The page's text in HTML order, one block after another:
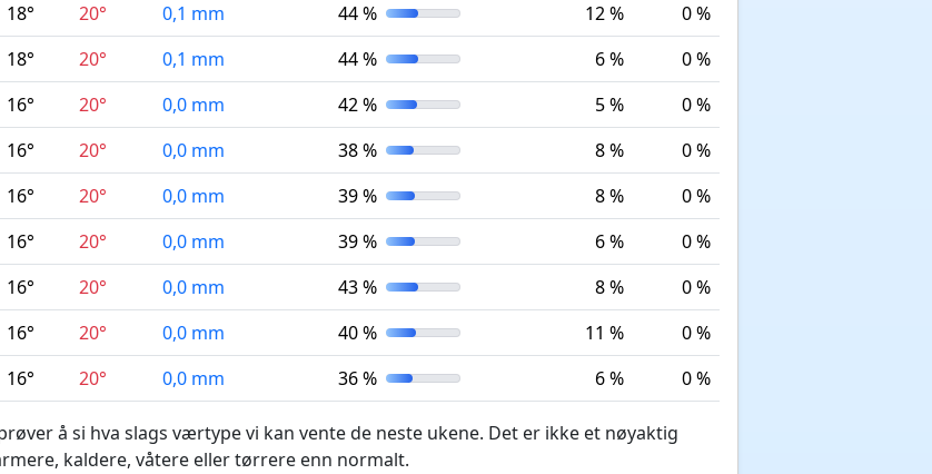
18° 20° 0,1 mm 44 % 12 %
0 %
18° 20° 0,1 mm 44 % 6 %
0 %
16° 20° 0,0 mm 42 % 5 %
0 %
16° 20° 0,0 mm 38 % 8 %
0 %
16° 20° 0,0 mm 39 % 8 %
0 %
16° 20° 0,0 mm 39 % 6 %
0 %
16° 20° 0,0 mm 43 % 8 %
0 %
16° 20° 0,0 mm 40 % 11 %
0 %
16° 20° 0,0 mm 36 % 6 % 0 %
å si hva slags værtype vi kan vente de neste ukene. Det er ikke et nøyaktig
kaldere, våtere eller tørrere enn normalt.